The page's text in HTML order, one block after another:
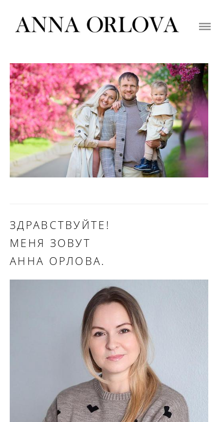
ГЛАВНАЯ
ПОРТФОЛИО
ФОТОСТУДИИ
ОДЕЖДА
ПОЛЕЗНОЕ
КОНТАКТЫ
ЗДРАВСТВУЙТЕ!
МЕНЯ ЗОВУТ
АННА ОРЛОВА.